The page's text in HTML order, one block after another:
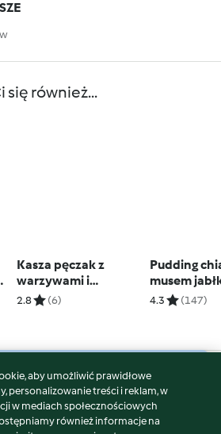
się również...
Kasza pęczak z
warzywami i
kokilkami jajecznymi
2.8 (6)
Pudding
musem
4.3 (147)
aby umożliwić prawidłowe
personalizowanie treści i reklam, w
w mediach społecznościowych
również informacje na